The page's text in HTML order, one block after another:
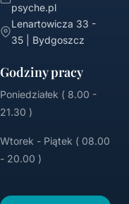
psyche.pl
Lenartowicza 33 -
35 | Bydgoszcz
Godziny pracy
Poniedziałek ( 8.00 -
21.30 )
Wtorek - Piątek ( 08.00
- 20.00 )